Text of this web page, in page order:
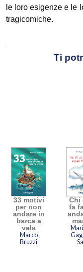
le loro esigenze e le
tragicomiche.
Ti
33 motivi
per non
andare in
barca a
vela
Marco
Bruzzi
Chi
fa